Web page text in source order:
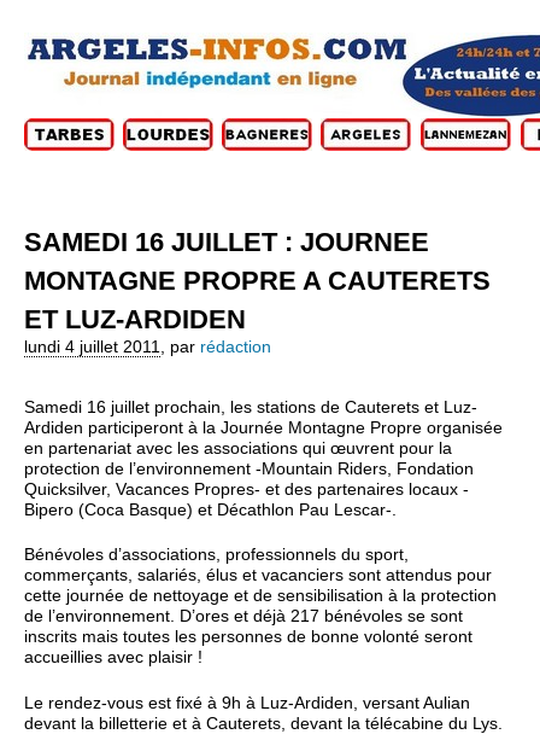
SAMEDI 16 JUILLET : JOURNEE
MONTAGNE PROPRE A CAUTERETS
ET LUZ-ARDIDEN
lundi 4 juillet 2011 par rédaction
Samedi 16 juillet prochain, les stations de Cauterets et Luz-
Ardiden participeront à la Journée Montagne Propre organisée
en partenariat avec les associations qui œuvrent pour la
protection de l’environnement -Mountain Riders, Fondation
Quicksilver, Vacances Propres- et des partenaires locaux -
Bipero (Coca Basque) et Décathlon Pau Lescar-.
Bénévoles d’associations, professionnels du sport,
commerçants, salariés, élus et vacanciers sont attendus pour
cette journée de nettoyage et de sensibilisation à la protection
de l’environnement. D’ores et déjà 217 bénévoles se sont
inscrits mais toutes les personnes de bonne volonté seront
accueillies avec plaisir !
Le rendez-vous est fixé à 9h à Luz-Ardiden, versant Aulian
devant la billetterie et à Cauterets, devant la télécabine du Lys.